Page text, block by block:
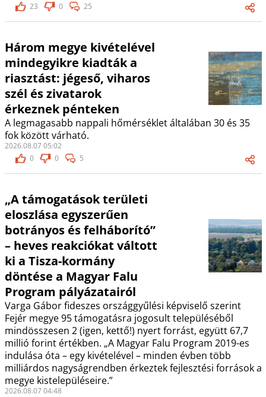
23
0 25
Három megye kivételével
mindegyikre kiadták a
riasztást: jégeső, viharos
szél és zivatarok
érkeznek pénteken
A legmagasabb nappali hőmérséklet általában 30 és 35
fok között várható.
2026.08.07 05:02
0
0 5
„A támogatások területi
eloszlása egyszerűen
botrányos és felháborító”
– heves reakciókat váltott
ki a Tisza-kormány
döntése a Magyar Falu
Program pályázatairól
Varga Gábor fideszes országgyűlési képviselő szerint
Fejér megye 95 támogatásra jogosult településéből
mindösszesen 2 (igen, kettő!) nyert forrást, együtt 67,7
millió forint értékben. „A Magyar Falu Program 2019-es
indulása óta – egy kivételével – minden évben több
milliárdos nagyságrendben érkeztek fejlesztési források a
megye kistelepüléseire.”
2026.08.07 04:48